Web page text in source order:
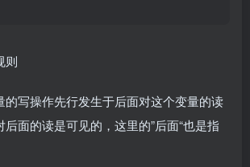
则
的写操作先行发生于后面对这个变量的读
面的读是可见的，这里的”后面“也是指